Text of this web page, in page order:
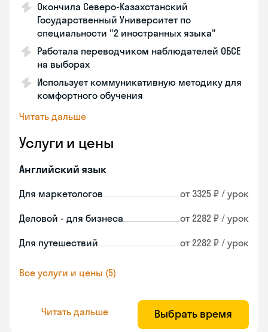
Окончила Северо-Казахстанский
Государственный Университет по
специальности "2 иностранных языка"
Работала переводчиком наблюдателей ОБСЕ
на выборах
Использует коммуникативную методику для
комфортного обучения
Читать дальше
Услуги и цены
Английский язык
Для маркетологов от 3325 ₽ / урок
Деловой - для бизнеса от 2282 ₽ / урок
Для путешествий от 2282 ₽ / урок
Все услуги и цены (5)
Читать дальше Выбрать время